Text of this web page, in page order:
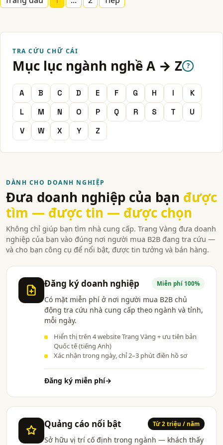
TRA CỨU CHỮ CÁI
Mục lục ngành nghề A → Z ?
A B C D E F G H I
K
L
M N O P Q R S T
U
V
W X Y Z
DÀNH CHO DOANH NGHIỆP
Đưa doanh nghiệp của bạn được
tìm — được tin — được chọn
Không chỉ giúp bạn tìm nhà cung cấp. Trang Vàng đưa doanh
nghiệp của bạn vào đúng nơi người mua B2B đang tra cứu —
và cho bạn công cụ để nổi bật, được tin tưởng và bán hàng.
Đăng ký doanh nghiệp Miễn phí 100%
Có mặt miễn phí ở nơi người mua B2B chủ
động tra cứu nhà cung cấp theo ngành và tỉnh,
mỗi ngày.
Hiển thị trên 4 website Trang Vàng + ưu tiên bản
Quốc tế (tiếng Anh)
Xác nhận trong ngày, chỉ 2–3 phút điền hồ sơ
Đăng ký miễn phí→
Quảng cáo nổi bật Từ 2 triệu / năm
Sở hữu vị trí cố định trong ngành — khách thấy